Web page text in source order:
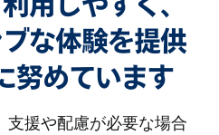
な体験を提供
努めています
支援や配慮が必要な場合